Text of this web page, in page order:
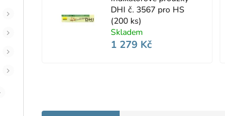
DHI č. 3567 pro HS
(200 ks)
Skladem
1 279 Kč